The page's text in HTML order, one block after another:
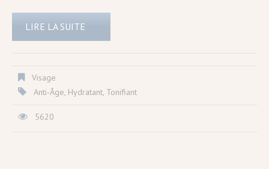
LIRE LA SUITE
Visage
Anti-Âge Hydratant Tonifiant
5620